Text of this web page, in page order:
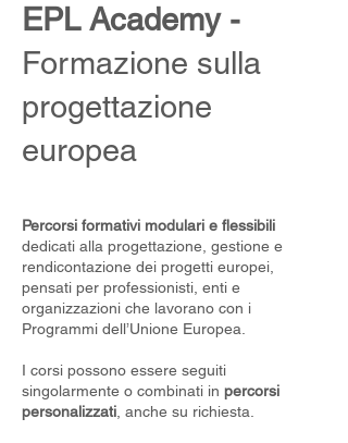
EPL Academy -
Formazione sulla
progettazione
europea
Percorsi formativi modulari e flessibili
dedicati alla progettazione, gestione e
rendicontazione dei progetti europei,
pensati per professionisti, enti e
organizzazioni che lavorano con i
Programmi dell’Unione Europea.
I corsi possono essere seguiti
singolarmente o combinati in percorsi
personalizzati , anche su richiesta.